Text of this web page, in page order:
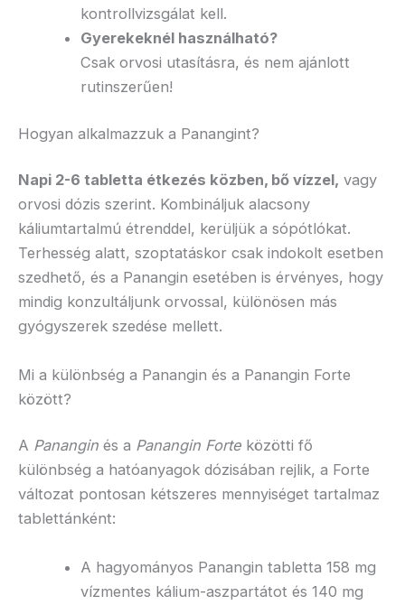
kontrollvizsgálat kell.​
Gyerekeknél használható?
Csak orvosi utasításra, és nem ajánlott
rutinszerűen!
Hogyan alkalmazzuk a Panangint?
Napi 2-6 tabletta étkezés közben, bő vízzel, vagy
orvosi dózis szerint. Kombináljuk alacsony
káliumtartalmú étrenddel, kerüljük a sópótlókat.
Terhesség alatt, szoptatáskor csak indokolt esetben
szedhető, és a Panangin esetében is érvényes, hogy
mindig konzultáljunk orvossal, különösen más
gyógyszerek szedése mellett.
Mi a különbség a Panangin és a Panangin Forte
között?
A Panangin és a Panangin Forte közötti fő
különbség a hatóanyagok dózisában rejlik, a Forte
változat pontosan kétszeres mennyiséget tartalmaz
tablettánként:
A hagyományos Panangin tabletta 158 mg
vízmentes kálium-aszpartátot és 140 mg